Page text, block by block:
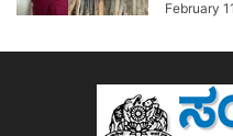
February